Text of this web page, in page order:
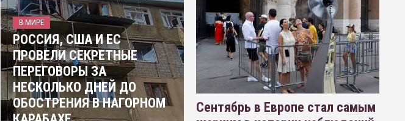
В МИРЕ
РОССИЯ, США И ЕС
ПРОВЕЛИ СЕКРЕТНЫЕ
ПЕРЕГОВОРЫ ЗА
НЕСКОЛЬКО ДНЕЙ ДО
ОБОСТРЕНИЯ В НАГОРНОМ
Сентябрь в Европе стал самым